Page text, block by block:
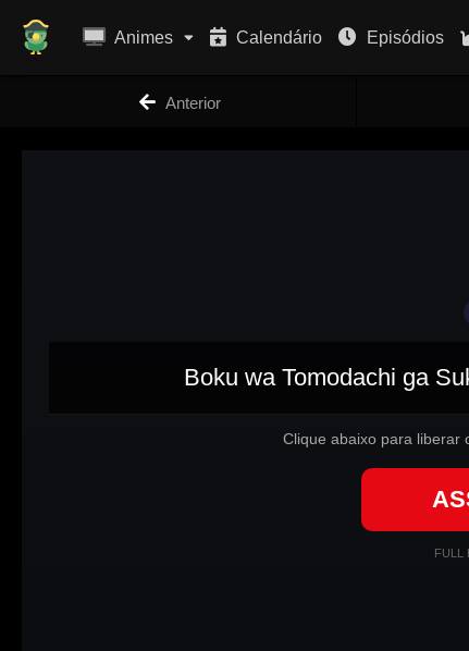
Animes Calendário Episódios
Anterior
Boku wa Tomodachi ga
Clique abaixo para liberar
FULL